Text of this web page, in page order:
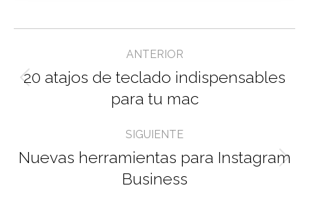
Navegación
entre
entradas
ANTERIOR
Entrada
anterior:
20 atajos de teclado indispensables
para tu mac
SIGUIENTE
Entrada
siguiente:
Nuevas herramientas para Instagram
Business